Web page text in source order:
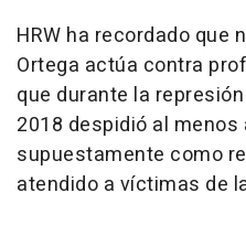
HRW ha recordado que
Ortega actúa contra
que durante la
2018 despidió al
supuestamente como
atendido a víctimas de